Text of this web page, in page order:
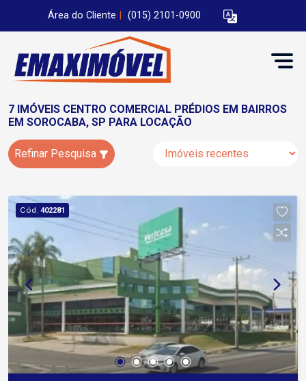
Área do Cliente (015) 2101-0900
7 IMÓVEIS CENTRO COMERCIAL PRÉDIOS EM BAIRROS
EM SOROCABA, SP PARA LOCAÇÃO
Refinar Pesquisa
Cód. 402281